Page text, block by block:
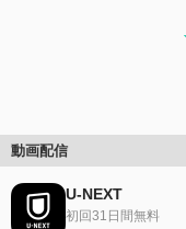
動画配信
U-NEXT
初回31日間無料